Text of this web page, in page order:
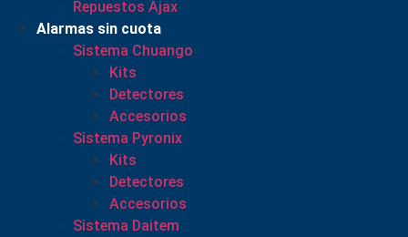
Repuestos Ajax
Alarmas sin cuota
Sistema Chuango
Kits
Detectores
Accesorios
Sistema Pyronix
Kits
Detectores
Accesorios
Sistema Daitem